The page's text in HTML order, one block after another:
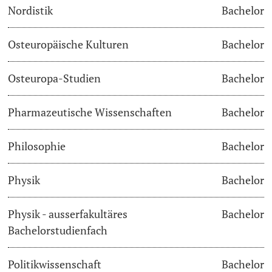
Nordistik Bachelor
Osteuropäische Kulturen Bachelor
Osteuropa-Studien Bachelor
Pharmazeutische Wissenschaften Bachelor
Philosophie Bachelor
Physik Bachelor
Physik - ausserfakultäres
Bachelorstudienfach
Bachelor
Politikwissenschaft Bachelor